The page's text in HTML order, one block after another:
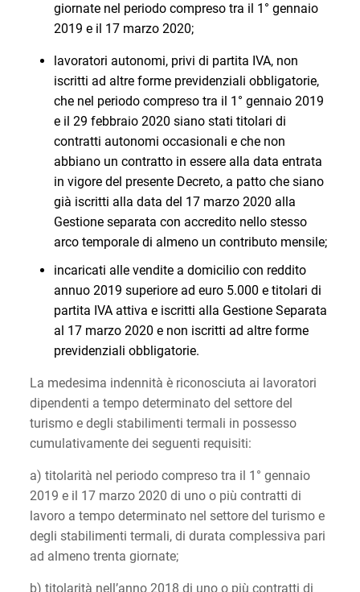
giornate nel periodo compreso tra il 1° gennaio
2019 e il 17 marzo 2020;
lavoratori autonomi, privi di partita IVA, non
iscritti ad altre forme previdenziali obbligatorie,
che nel periodo compreso tra il 1° gennaio 2019
e il 29 febbraio 2020 siano stati titolari di
contratti autonomi occasionali e che non
abbiano un contratto in essere alla data entrata
in vigore del presente Decreto, a patto che siano
già iscritti alla data del 17 marzo 2020 alla
Gestione separata con accredito nello stesso
arco temporale di almeno un contributo mensile;
incaricati alle vendite a domicilio con reddito
annuo 2019 superiore ad euro 5.000 e titolari di
partita IVA attiva e iscritti alla Gestione Separata
al 17 marzo 2020 e non iscritti ad altre forme
previdenziali obbligatorie.
La medesima indennità è riconosciuta ai lavoratori
dipendenti a tempo determinato del settore del
turismo e degli stabilimenti termali in possesso
cumulativamente dei seguenti requisiti:
a) titolarità nel periodo compreso tra il 1° gennaio
2019 e il 17 marzo 2020 di uno o più contratti di
lavoro a tempo determinato nel settore del turismo e
degli stabilimenti termali, di durata complessiva pari
ad almeno trenta giornate;
b) titolarità nell’anno 2018 di uno o più contratti di